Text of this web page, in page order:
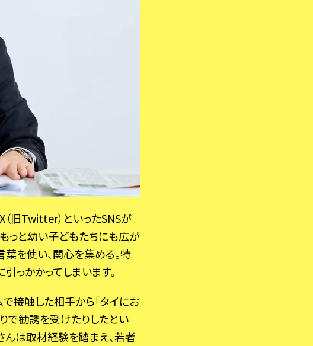
旧Twitter）といったSNSが
もっと幼い子どもたちにも広が
葉を使い、関心を集める。特
っかかってしまいます。
接触した相手から「タイにお
で勧誘を受けたりしたとい
んは取材経験を踏まえ、若者